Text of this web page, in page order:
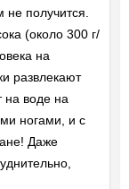
не получится.
(около 300 г/
на
развлекают
на воде на
ногами, и с
Даже